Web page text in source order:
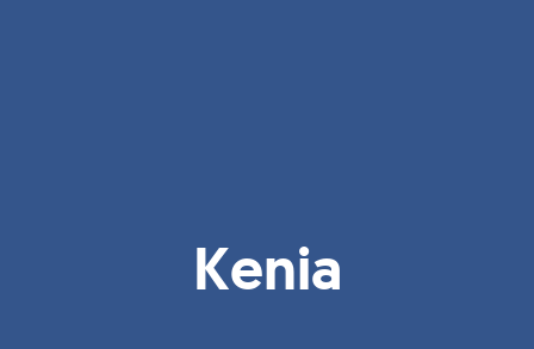
Kenia